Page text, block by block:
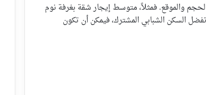
والموقع. فمثلاً، متوسط إيجار شقة بغرفة نوم
شهريًا. أما إذا كنت تفضل السكن الشبابي المشترك، فيمكن أن تكون